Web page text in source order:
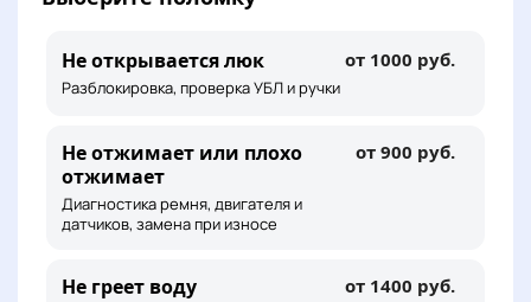
Не открывается люк
Разблокировка, проверка УБЛ и ручки
от 1000 руб.
Не отжимает или плохо
отжимает
Диагностика ремня, двигателя и
датчиков, замена при износе
от 900 руб.
Не греет воду от 1400 руб.